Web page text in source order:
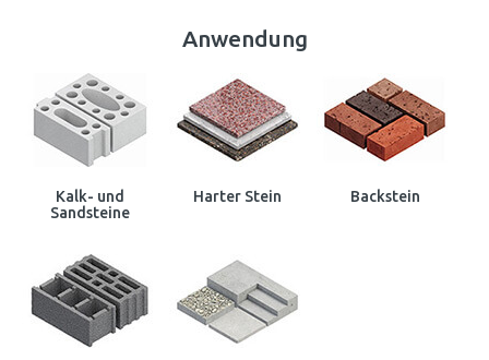
Anwendung
Kalk- und
Sandsteine
Harter Stein Backstein